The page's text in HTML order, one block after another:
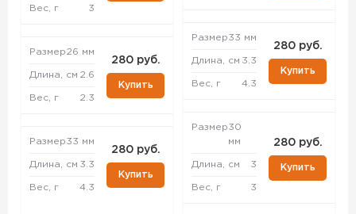
Вес, г 3
Размер26 мм
Длина, см 2.6
Вес, г 2.3
280 руб.
Купить
Размер33 мм
Длина, см 3.3
Вес, г 4.3
280 руб.
Купить
Размер33 мм
Длина, см 3.3
Вес, г 4.3
280 руб.
Купить
Размер30
мм
Длина, см 3
Вес, г 3
280 руб.
Купить